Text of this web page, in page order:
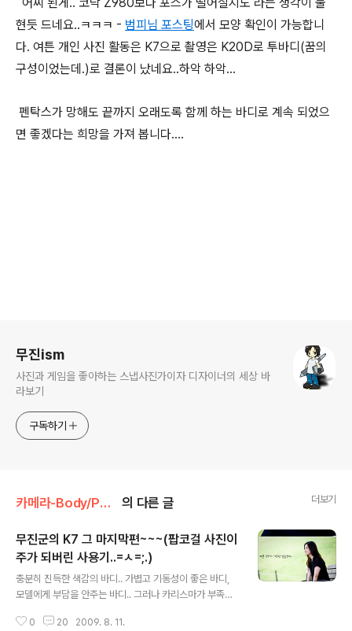
현듯 드네요..ㅋㅋㅋ - 범피님 포스팅에서 모양 확인이 가능합니
다. 여튼 개인 사진 활동은 K7으로 촬영은 K20D로 투바디(꿈의
구성이었는데.)로 결론이 났네요..하악 하악...
펜탁스가 망해도 끝까지 오래도록 함께 하는 바디로 계속 되었으
면 좋겠다는 희망을 가져 봅니다....
무진ism
사진과 게임을 좋아하는 스냅사진가이자 디자이너의 세상 바
라보기
구독하기
카메라-Body/PENTAX K-7 체험기 의 다른 글 더보기
무진군의 K7 그 마지막편~~~(팝코걸 사진이
주가 되버린 사용기..=ㅅ=;.)
충분히 진득한 색감의 바디.. 가볍고 기동성이 좋은 바디,
모델에게 부담을 안주는 바디.. 그러나 카리스마가 부족한
하드웨어 성능은 완성이나 소프트웨어가 불안정한 바디...
0 20 2009. 8. 11.